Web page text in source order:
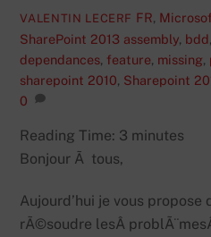
VALENTIN LECERF FR,
SharePoint 2013 assembly, bdd,
dependances, feature, missing,
sharepoint 2010, Sharepoint
0
Reading Time: 3 minutes
Bonjour Ã tous,
Aujourd’hui je vous propose
rÃ©soudre lesÂ